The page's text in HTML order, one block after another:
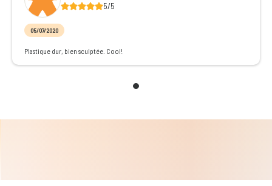
5/5
05/07/2020
Plastique dur, bien sculptée. Cool!